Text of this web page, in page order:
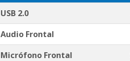
USB 2.0
Audio Frontal
Micrófono Frontal